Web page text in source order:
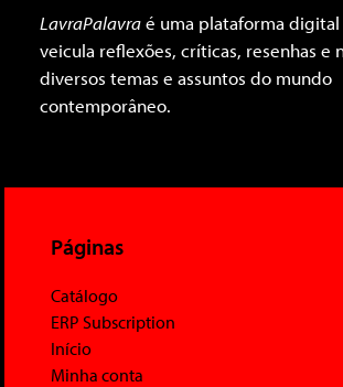
LavraPalavraé uma plataforma
veicula reflexões, críticas, resenhas e
diversos temas e assuntos do mundo
contemporâneo.
Páginas
Catálogo
ERP Subscription
Início
Minha conta